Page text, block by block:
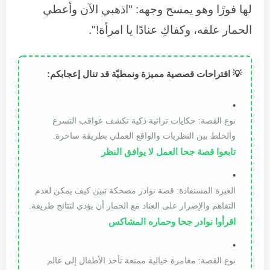
لها فورًا وهو يمسح وجهه: "اذهبي الآن وأعطي
الحمار علفه، وكفاكِ عنادًا يا امرأة!".
💡 اقتراحات قصصية مميزة ونمطيّة قد تنال إعجابكم:
نوع القصة: حكايات تراثية ذكية تكشف عواقب التسرع
والخلط بين النظريات والواقع العملي بطريقة ساخرة.
تابعوا قصة جحا العمل لا يوافق النظر
العبرة المستفادة: قصة نوادر مضحكة تبين كيف يمكن لعدم
التفاهم والإصرار على العناد مع الحمار أن يؤدي لنتائج طريفة.
اقرأوا نوادر جحا وحماره المشاكس
نوع القصة: مغامرة خيالية ممتعة تأخذ الأطفال إلى عالم